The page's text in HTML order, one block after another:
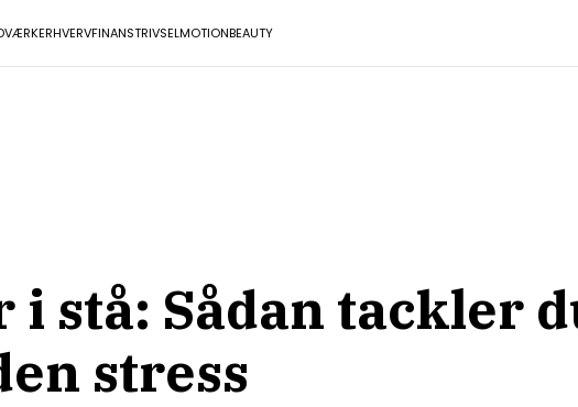
ERHVERVFINANSTRIVSELMOTIONBEAUTY
i stå: Sådan tackler
stress